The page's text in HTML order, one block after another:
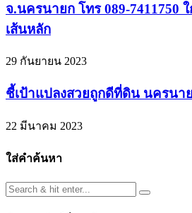
จ.นครนายก โทร 089-7411750
เส้นหลัก
29 กันยายน 2023
ชี้เป้าแปลงสวยถูกดีที่ดิน นครนาย
22 มีนาคม 2023
ใส่คำค้นหา